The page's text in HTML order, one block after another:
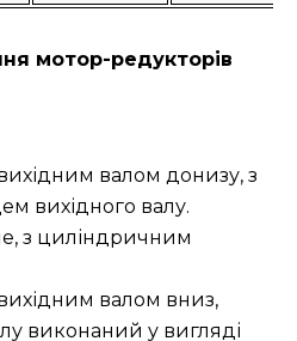
мотор-редукторів
валом донизу, з
вихідного валу.
з циліндричним
валом вниз,
виконаний у вигляді